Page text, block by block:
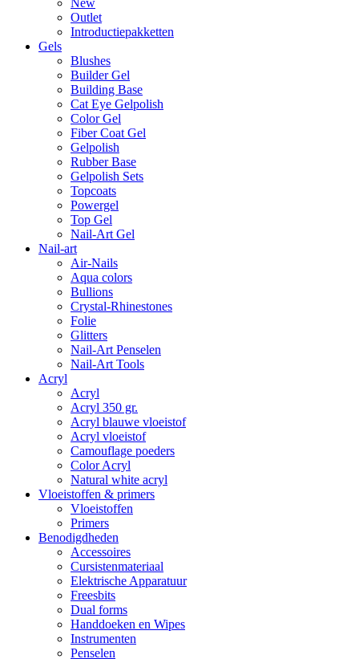
Outlet
Introductiepakketten
Gels
Blushes
Builder Gel
Building Base
Cat Eye Gelpolish
Color Gel
Fiber Coat Gel
Gelpolish
Rubber Base
Gelpolish Sets
Topcoats
Powergel
Top Gel
Nail-Art Gel
Nail-art
Air-Nails
Aqua colors
Bullions
Crystal-Rhinestones
Folie
Glitters
Nail-Art Penselen
Nail-Art Tools
Acryl
Acryl
Acryl 350 gr.
Acryl blauwe vloeistof
Acryl vloeistof
Camouflage poeders
Color Acryl
Natural white acryl
Vloeistoffen & primers
Vloeistoffen
Primers
Benodigdheden
Accessoires
Cursistenmateriaal
Elektrische Apparatuur
Freesbits
Dual forms
Handdoeken en Wipes
Instrumenten
Penselen